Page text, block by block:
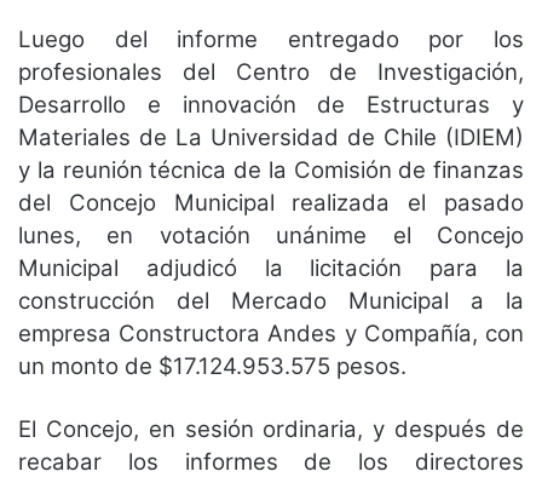
Luego del informe entregado por los
profesionales del Centro de Investigación,
Desarrollo e innovación de Estructuras y
Materiales de La Universidad de Chile (IDIEM)
y la reunión técnica de la Comisión de finanzas
del Concejo Municipal realizada el pasado
lunes, en votación unánime el Concejo
Municipal adjudicó la licitación para la
construcción del Mercado Municipal a la
empresa Constructora Andes y Compañía, con
un monto de $17.124.953.575 pesos.
El Concejo, en sesión ordinaria, y después de
recabar los informes de los directores